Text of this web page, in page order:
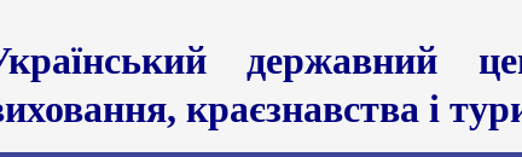
державний
краєзнавства і